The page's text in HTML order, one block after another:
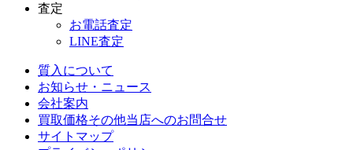
査定
お電話査定
LINE査定
質入について
お知らせ・ニュース
会社案内
買取価格その他当店へのお問合せ
サイトマップ